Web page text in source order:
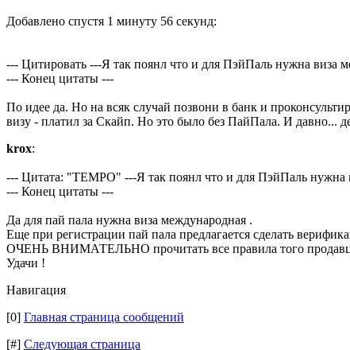
Добавлено спустя 1 минуту 56 секунд:
--- Цитировать ---Я так поянл что и для ПэйПаль нужна виза
--- Конец цитаты ---
По идее да. Но на всяк случай позвони в банк и
визу - платил за Скайп. Но это было без ПайПала. И давно...
krox:
--- Цитата: "TEMPO" ---Я так поянл что и для ПэйПаль нужна
--- Конец цитаты ---
Да для пай пала нужна виза международная .
Еще при регистрации пай пала предлагается сделать
ОЧЕНЬ ВНИМАТЕЛЬНО прочитать все правила того продавца
Удачи !
Навигация
[0] Главная страница сообщений
[#] Следующая страница